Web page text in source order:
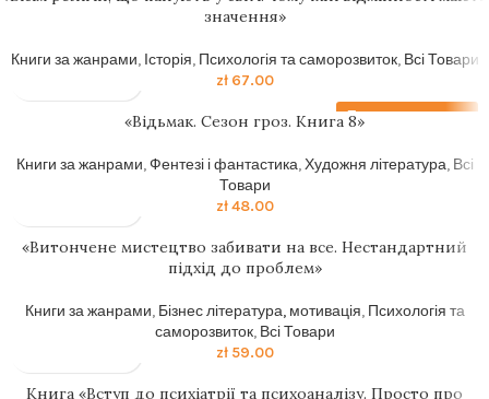
значення»
Книги за жанрами, Історія, Психологія та саморозвиток, Всі Товари
zł67.00
Передзамовлення
«Відьмак. Сезон гроз. Книга 8»
Книги за жанрами,Фентезі і фантастика,Художня література, Всі
Товари
zł48.00
«Витончене мистецтво забивати на все. Нестандартний
підхід до проблем»
Книги за жанрами, Бізнес література, мотивація, Психологія та
саморозвиток, Всі Товари
zł59.00
Книга «Вступ до психіатрії та психоаналізу. Просто про